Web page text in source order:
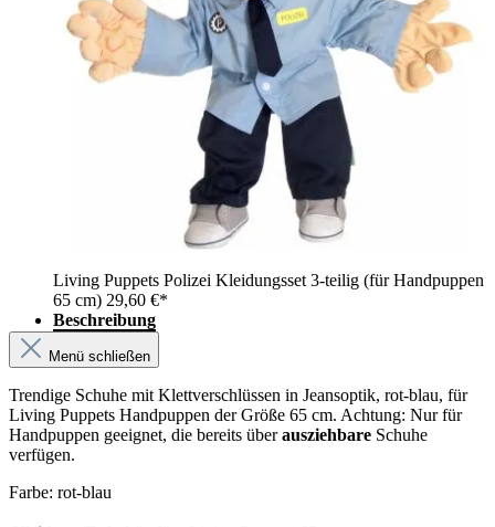
Living Puppets Polizei Kleidungsset 3-teilig (für Handpuppen
65 cm) 29,60 €*
Beschreibung
Menü schließen
Trendige Schuhe mit Klettverschlüssen in Jeansoptik, rot-blau, für
Living Puppets Handpuppen der Größe 65 cm. Achtung: Nur für
Handpuppen geeignet, die bereits überausziehbare Schuhe
verfügen.
Farbe: rot-blau